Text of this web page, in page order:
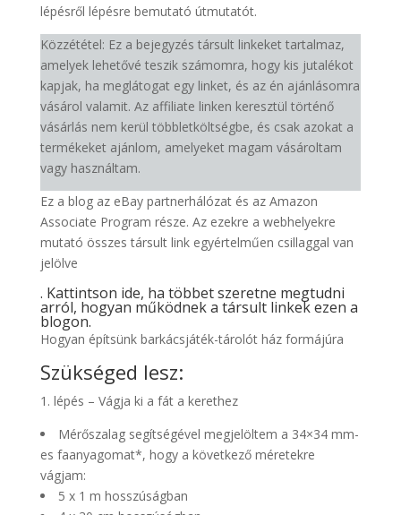
lépésről lépésre bemutató útmutatót.
Közzététel: Ez a bejegyzés társult linkeket tartalmaz,
amelyek lehetővé teszik számomra, hogy kis jutalékot
kapjak, ha meglátogat egy linket, és az én ajánlásomra
vásárol valamit. Az affiliate linken keresztül történő
vásárlás nem kerül többletköltségbe, és csak azokat a
termékeket ajánlom, amelyeket magam vásároltam
vagy használtam.
Ez a blog az eBay partnerhálózat és az Amazon
Associate Program része. Az ezekre a webhelyekre
mutató összes társult link egyértelműen csillaggal van
jelölve
. Kattintson ide, ha többet szeretne megtudni
arról, hogyan működnek a társult linkek ezen a
blogon.
Hogyan építsünk barkácsjáték-tárolót ház formájúra
Szükséged lesz:
1. lépés – Vágja ki a fát a kerethez
Mérőszalag segítségével megjelöltem a 34×34 mm-
es faanyagomat*, hogy a következő méretekre
vágjam:
5 x 1 m hosszúságban